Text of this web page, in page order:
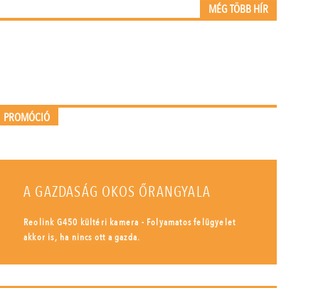
MÉG TÖBB HÍR
PROMÓCIÓ
A GAZDASÁG OKOS ŐRANGYALA
Reolink G450 kültéri kamera - Folyamatos felügyelet
akkor is, ha nincs ott a gazda.